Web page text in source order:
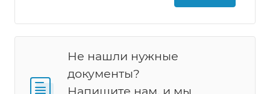
Не нашли нужные
документы?
Напишите нам, и мы